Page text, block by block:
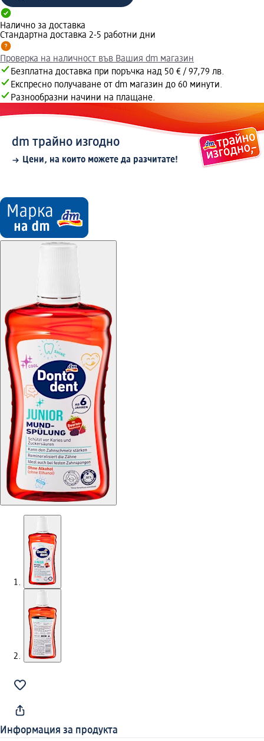
Налично за доставка
Стандартна доставка 2-5 работни дни
Проверка на наличност във Вашия dm магазин
Безплатна доставка при поръчка над 50 € / 97,79 лв.
Експресно получаване от dm магазин до 60 минути.
Разнообразни начини на плащане.
dm трайно изгодно
Цени, на които можете да разчитате!
Информация за продукта